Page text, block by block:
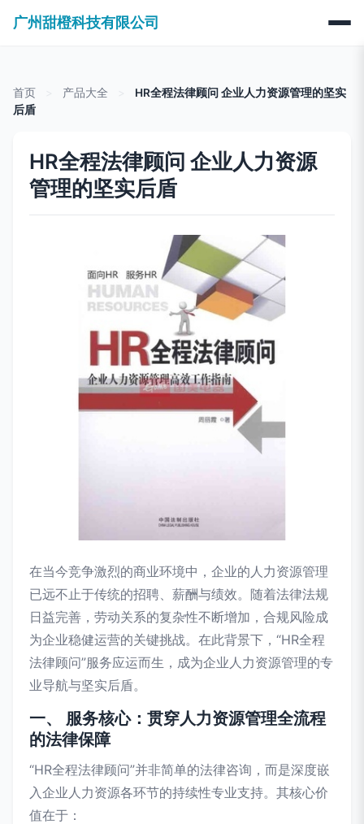
广州甜橙科技有限公司
首页 产品大全
HR全程法律顾问 企业人力资源管理的坚实
后盾
HR全程法律顾问 企业人力资源
管理的坚实后盾
在当今竞争激烈的商业环境中，企业的人力资源管理
已远不止于传统的招聘、薪酬与绩效。随着法律法规
日益完善，劳动关系的复杂性不断增加，合规风险成
为企业稳健运营的关键挑战。在此背景下，“HR全程
法律顾问”服务应运而生，成为企业人力资源管理的专
业导航与坚实后盾。
一、 服务核心：贯穿人力资源管理全流程
的法律保障
“HR全程法律顾问”并非简单的法律咨询，而是深度嵌
入企业人力资源各环节的持续性专业支持。其核心价
值在于：